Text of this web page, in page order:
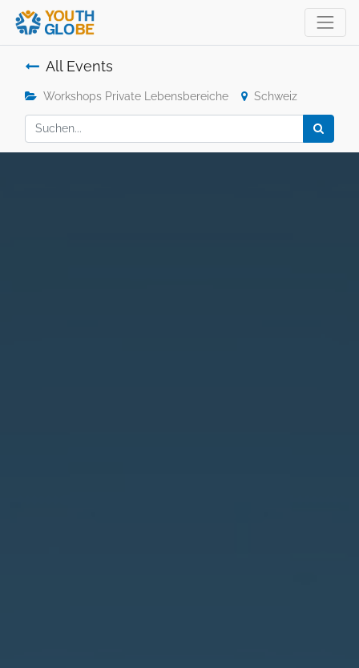
All Events
Workshops Private Lebensbereiche Schweiz